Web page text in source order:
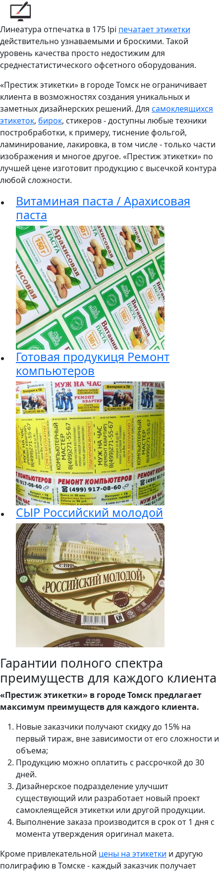
Линеатура отпечатка в 175 lpi печатает этикетки
действительно узнаваемыми и броскими. Такой
уровень качества просто недостижим для
среднестатистического офсетного оборудования.
«Престиж этикетки» в городе Томск не ограничивает
клиента в возможностях создания уникальных и
заметных дизайнерских решений. Для самоклеящихся
этикеток, бирок, стикеров - доступны любые техники
постробработки, к примеру, тиснение фольгой,
ламинирование, лакировка, в том числе - только части
изображения и многое другое. «Престиж этикетки» по
лучшей цене изготовит продукцию с высечкой контура
любой сложности.
Витаминая паста / Арахисовая
паста
Готовая продукиця Ремонт
компьютеров
СЫР Российский молодой
Гарантии полного спектра
преимуществ для каждого клиента
«Престиж этикетки» в городе Томск предлагает
максимум преимуществ для каждого клиента.
Новые заказчики получают скидку до 15% на
первый тираж, вне зависимости от его сложности и
объема;
Продукцию можно оплатить с рассрочкой до 30
дней.
Дизайнерское подразделение улучшит
существующий или разработает новый проект
самоклеящейся этикетки или другой продукции.
Выполнение заказа производится в срок от 1 дня с
момента утверждения оригинал макета.
Кроме привлекательной цены на этикетки и другую
полиграфию в Томске - каждый заказчик получает